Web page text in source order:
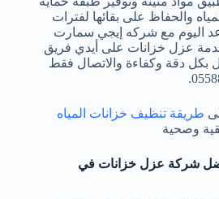
والحفاظ على بقائها لفترات
اليوم مع شركه إيجي سمارت
عزل خزانات على أيدي فريق
بكل دقة وكفاءة والاتصال فقط
طريقة تنظيف خزانات المياه
وصحية
شركة عزل خزانات في